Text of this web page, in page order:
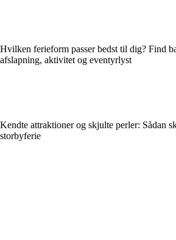
Hvilken ferieform passer bedst til dig? Find
afslapning, aktivitet og eventyrlyst
Kendte attraktioner og skjulte perler: Sådan
storbyferie